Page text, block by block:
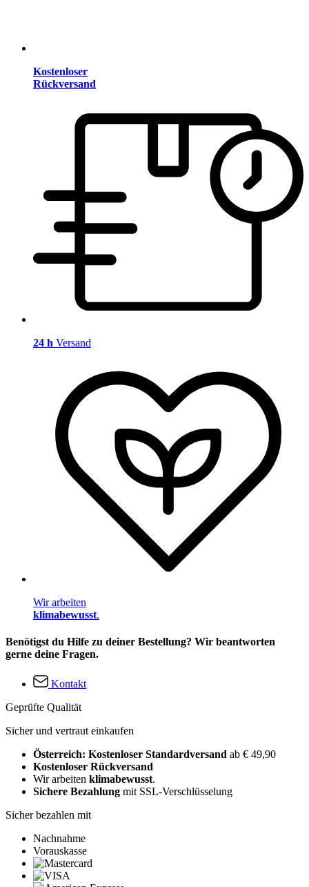
Kostenloser
Rückversand
24 h Versand
Wir arbeiten
klimabewusst.
Benötigst du Hilfe zu deiner Bestellung? Wir beantworten
gerne deine Fragen.
Kontakt
Geprüfte Qualität
Sicher und vertraut einkaufen
Österreich: Kostenloser Standardversand ab € 49,90
Kostenloser Rückversand
Wir arbeiten klimabewusst.
Sichere Bezahlung mit SSL-Verschlüsselung
Sicher bezahlen mit
Nachnahme
Vorauskasse